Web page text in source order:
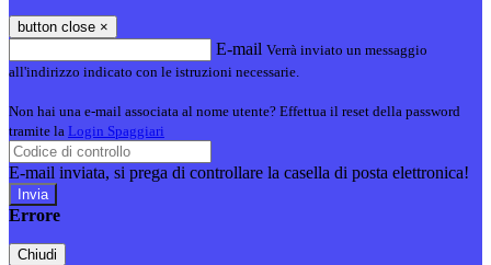
button close ×
E-mail Verrà inviato un messaggio
all'indirizzo indicato con le istruzioni necessarie.
Non hai una e-mail associata al nome utente? Effettua il reset della password
tramite la Login Spaggiari
E-mail inviata, si prega di controllare la casella di posta elettronica!
Errore
Chiudi